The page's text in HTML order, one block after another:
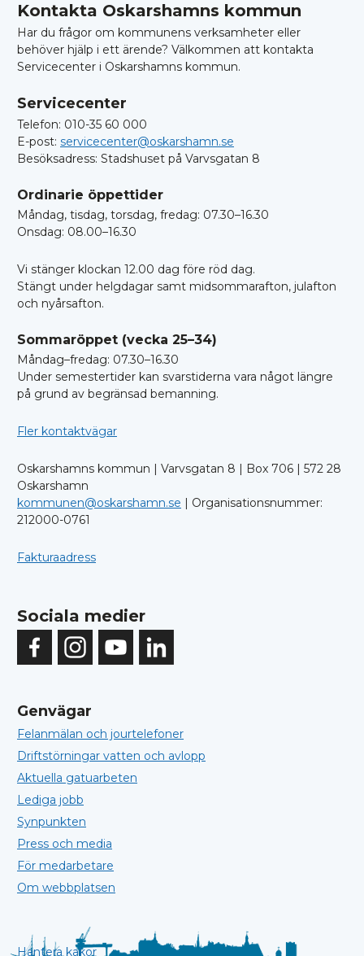
Kontakta Oskarshamns kommun
Har du frågor om kommunens verksamheter eller
behöver hjälp i ett ärende? Välkommen att kontakta
Servicecenter i Oskarshamns kommun.
Servicecenter
Telefon: 010-35 60 000
E-post: servicecenter@oskarshamn.se
Besöksadress: Stadshuset på Varvsgatan 8
Ordinarie öppettider
Måndag, tisdag, torsdag, fredag: 07.30–16.30
Onsdag: 08.00–16.30
Vi stänger klockan 12.00 dag före röd dag.
Stängt under helgdagar samt midsommarafton, julafton
och nyårsafton.
Sommaröppet (vecka 25–34)
Måndag–fredag: 07.30–16.30
Under semestertider kan svarstiderna vara något längre
på grund av begränsad bemanning.
Fler kontaktvägar
Oskarshamns kommun | Varvsgatan 8 | Box 706 | 572 28
Oskarshamn
kommunen@oskarshamn.se | Organisationsnummer:
212000-0761
Fakturaadress
Sociala medier
Genvägar
Felanmälan och jourtelefoner
Driftstörningar vatten och avlopp
Aktuella gatuarbeten
Lediga jobb
Synpunkten
Press och media
För medarbetare
Om webbplatsen
Hantera kakor